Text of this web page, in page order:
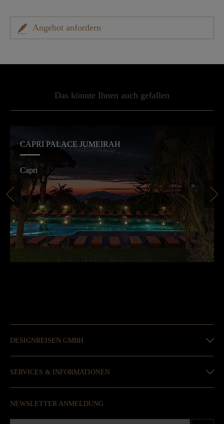
Angebot anfordern
Das könnte Ihnen auch gefallen
CAPRI PALACE JUMEIRAH
Capri
DESIGNREISEN GMBH
SERVICES & INFORMATIONEN
NEWSLETTER ANMELDUNG